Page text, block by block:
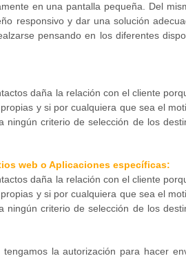
en una pantalla pequeña. Del
responsivo y dar una solución
pensando en los diferentes
daña la relación con el cliente
y si por cualquiera que sea el
criterio de selección de los
web o Aplicaciones específicas:
daña la relación con el cliente
y si por cualquiera que sea el
criterio de selección de los
la autorización para hacer